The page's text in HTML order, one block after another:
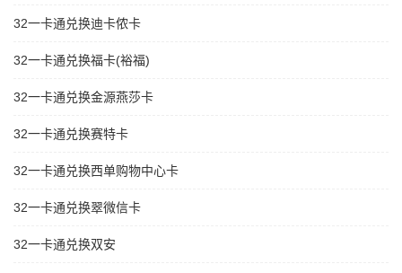
32一卡通兑换迪卡侬卡
32一卡通兑换福卡(裕福)
32一卡通兑换金源燕莎卡
32一卡通兑换赛特卡
32一卡通兑换西单购物中心卡
32一卡通兑换翠微信卡
32一卡通兑换双安